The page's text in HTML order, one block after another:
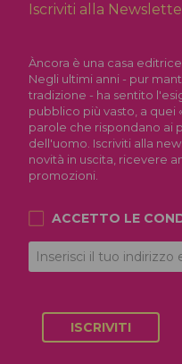
Iscriviti alla
Àncora è una casa
Negli ultimi anni - pur
tradizione - ha sentito
pubblico più vasto, a quei
parole che rispondano ai
dell'uomo. Iscriviti alla
novità in uscita, ricevere
promozioni.
ACCETTO LE
ISCRIVITI